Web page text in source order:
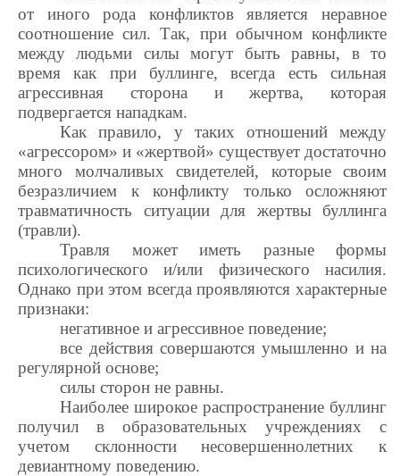
от иного рода конфликтов является неравное
соотношение сил. Так, при обычном конфликте
между людьми силы могут быть равны, в то
время как при буллинге, всегда есть сильная
агрессивная сторона и жертва, которая
подвергается нападкам.
Как правило, у таких отношений между
«агрессором» и «жертвой» существует достаточно
много молчаливых свидетелей, которые своим
безразличием к конфликту только осложняют
травматичность ситуации для жертвы буллинга
(травли).
Травля может иметь разные формы
психологического и/или физического насилия.
Однако при этом всегда проявляются характерные
признаки:
негативное и агрессивное поведение;
все действия совершаются умышленно и на
регулярной основе;
силы сторон не равны.
Наиболее широкое распространение буллинг
получил в образовательных учреждениях с
учетом склонности несовершеннолетних к
девиантному поведению.